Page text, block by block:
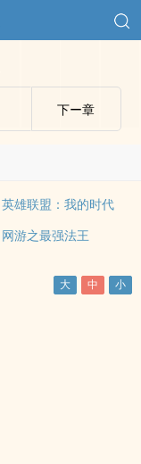
下ー章
英雄联盟：我的时代
网游之最强法王